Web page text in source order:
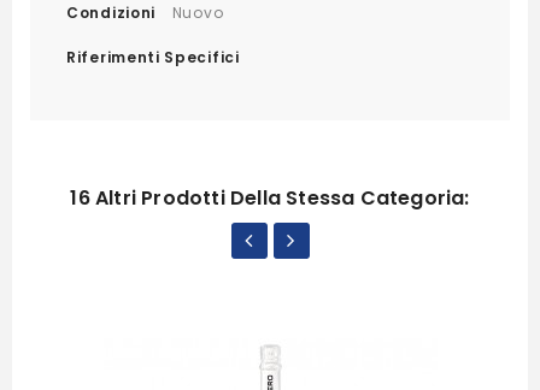
Condizioni Nuovo
Riferimenti Specifici
16 Altri Prodotti Della Stessa Categoria: